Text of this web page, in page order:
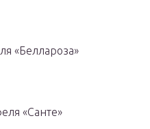
«Беллароза»
«Санте»